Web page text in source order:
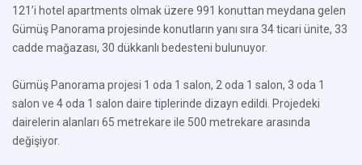
121’i hotel apartments olmak üzere 991 konuttan meydana gelen
Gümüş Panorama projesinde konutların yanı sıra 34 ticari ünite, 33
cadde mağazası, 30 dükkanlı bedesteni bulunuyor.
Gümüş Panorama projesi 1 oda 1 salon, 2 oda 1 salon, 3 oda 1
salon ve 4 oda 1 salon daire tiplerinde dizayn edildi. Projedeki
dairelerin alanları 65 metrekare ile 500 metrekare arasında
değişiyor.